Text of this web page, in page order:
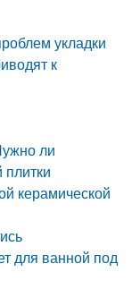
укладки
к
ли
плитки
керамической
для ванной под